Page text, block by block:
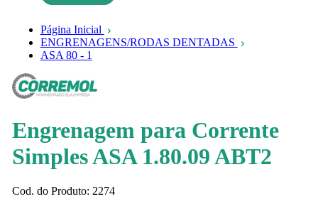
Página Inicial
ENGRENAGENS/RODAS DENTADAS
ASA 80 - 1
Engrenagem para Corrente
Simples ASA 1.80.09 ABT2
Cod. do Produto: 2274